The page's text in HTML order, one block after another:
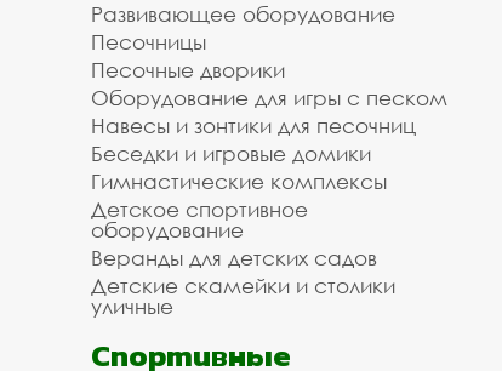
Развивающее оборудование
Песочницы
Песочные дворики
Оборудование для игры с песком
Навесы и зонтики для песочниц
Беседки и игровые домики
Гимнастические комплексы
Детское спортивное
оборудование
Веранды для детских садов
Детские скамейки и столики
уличные
Спортивные